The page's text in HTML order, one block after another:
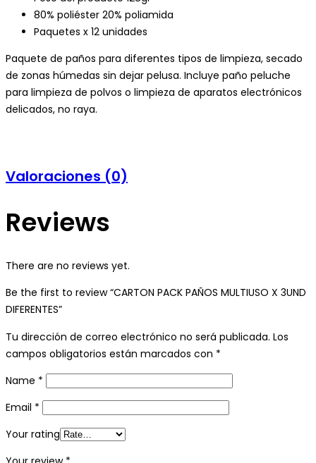
80% poliéster 20% poliamida
Paquetes x 12 unidades
Paquete de paños para diferentes tipos de limpieza, secado
de zonas húmedas sin dejar pelusa. Incluye paño peluche
para limpieza de polvos o limpieza de aparatos electrónicos
delicados, no raya.
Valoraciones (0)
Reviews
There are no reviews yet.
Be the first to review “CARTON PACK PAÑOS MULTIUSO X 3UND
DIFERENTES”
Tu dirección de correo electrónico no será publicada. Los
campos obligatorios están marcados con *
Name *
Email *
Your rating